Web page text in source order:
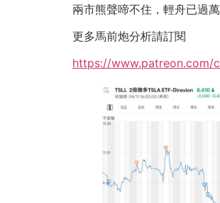
兩市熊聲啼不住，輕舟已過
更多馬前炮分析請訂閱
https://www.patreon.com/